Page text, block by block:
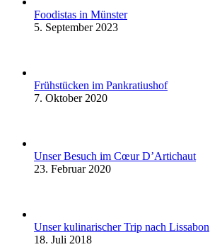
Foodistas in Münster
5. September 2023
Frühstücken im Pankratiushof
7. Oktober 2020
Unser Besuch im Cœur D’Artichaut
23. Februar 2020
Unser kulinarischer Trip nach Lissabon
18. Juli 2018